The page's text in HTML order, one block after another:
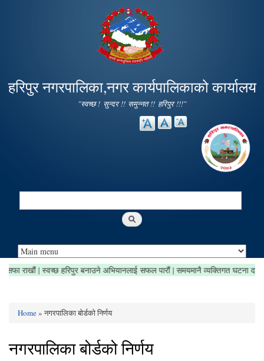
main
content
हरिपुर नगरपालिका,नगर कार्यपालिकाको कार्यालय
"स्वच्छ ! सुन्दर !! समुन्नत !! हरिपुर !!!"
Search
क्षेत्र सफा राखौं | स्वच्छ हरिपुर बनाउने अभियानलाई सफल पारौं | समयमानै व्यक्तिगत घटना
Home» नगरपालिका बोर्डको निर्णय
नगरपालिका बोर्डको निर्णय